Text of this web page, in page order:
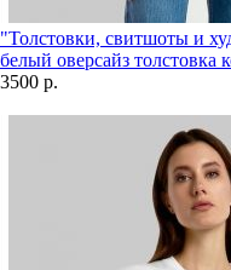
"Толстовки, свитшоты и
белый оверсайз толстовка
3500 р.